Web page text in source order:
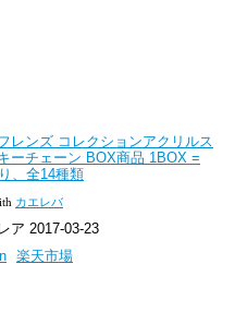
レンズ コレクションアクリルス
ーチェーン BOX商品 1BOX =
、全14種類
カエレバ
ア 2017-03-23
楽天市場